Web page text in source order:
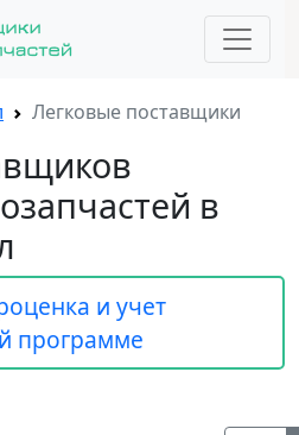
Легковые поставщики
в
и учет
программе